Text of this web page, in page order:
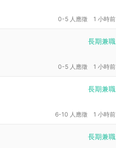
0-5 人應徵 1 小時前
長期兼職
0-5 人應徵 1 小時前
長期兼職
6-10 人應徵 1 小時前
長期兼職